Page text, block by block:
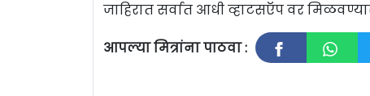
जाहिरात सर्वात आधी व्हाटसऍप वर
आपल्या मित्रांना पाठवा :